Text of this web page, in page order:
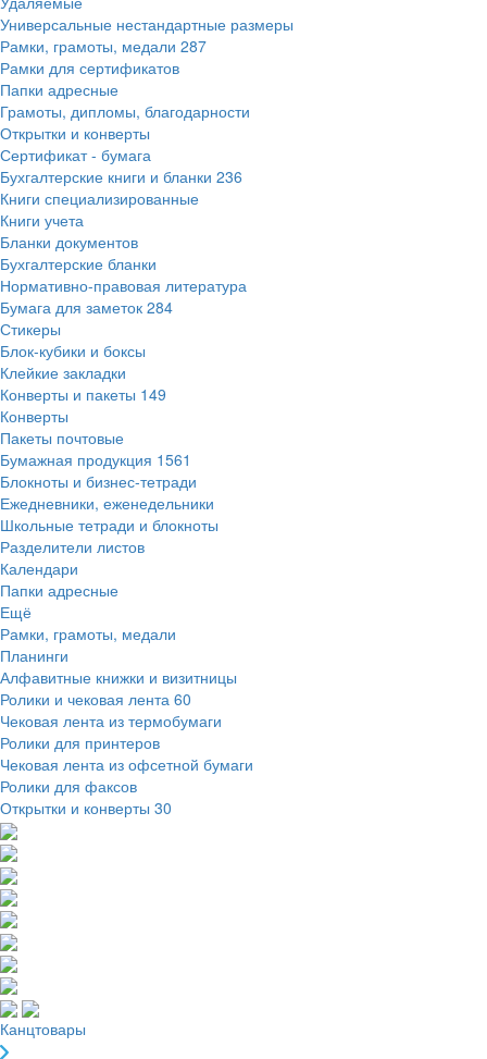
Универсальные нестандартные размеры
Рамки, грамоты, медали 287
Рамки для сертификатов
Папки адресные
Грамоты, дипломы, благодарности
Открытки и конверты
Сертификат - бумага
Бухгалтерские книги и бланки 236
Книги специализированные
Книги учета
Бланки документов
Бухгалтерские бланки
Нормативно-правовая литература
Бумага для заметок 284
Стикеры
Блок-кубики и боксы
Клейкие закладки
Конверты и пакеты 149
Конверты
Пакеты почтовые
Бумажная продукция 1561
Блокноты и бизнес-тетради
Ежедневники, еженедельники
Школьные тетради и блокноты
Разделители листов
Календари
Папки адресные
Ещё
Рамки, грамоты, медали
Планинги
Алфавитные книжки и визитницы
Ролики и чековая лента 60
Чековая лента из термобумаги
Ролики для принтеров
Чековая лента из офсетной бумаги
Ролики для факсов
Открытки и конверты 30
Канцтовары